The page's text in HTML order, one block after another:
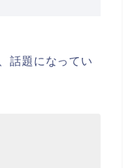
話題になってい